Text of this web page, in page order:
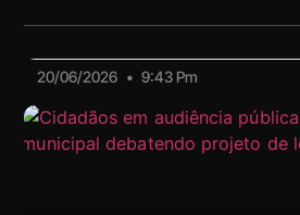
20/06/2026 9:43 Pm